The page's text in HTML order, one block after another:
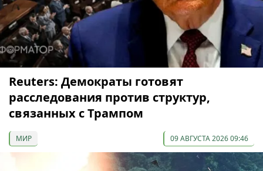
Reuters: Демократы готовят
расследования против структур,
связанных с Трампом
МИР 09 АВГУСТА 2026 09:46